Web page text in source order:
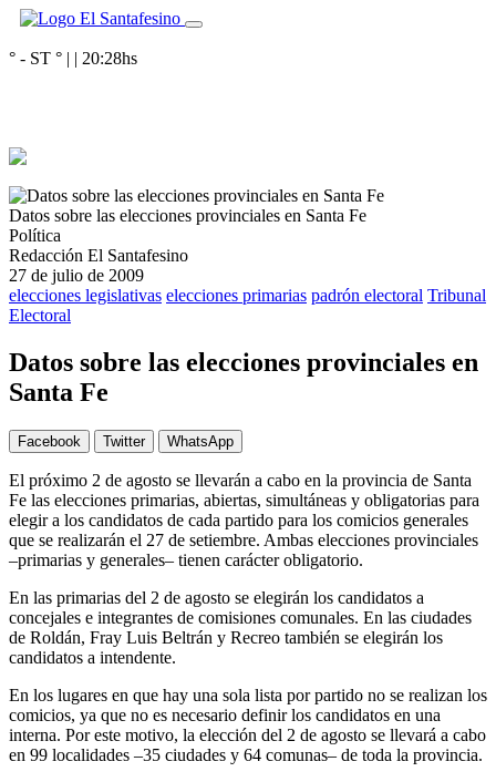
° - ST ° | | 20:28hs
Datos sobre las elecciones provinciales en Santa Fe
Política
Redacción El Santafesino
27 de julio de 2009
elecciones legislativas elecciones primarias padrón electoral Tribunal
Electoral
Datos sobre las elecciones provinciales en
Santa Fe
Facebook Twitter WhatsApp
El próximo 2 de agosto se llevarán a cabo en la provincia de Santa
Fe las elecciones primarias, abiertas, simultáneas y obligatorias para
elegir a los candidatos de cada partido para los comicios generales
que se realizarán el 27 de setiembre. Ambas elecciones provinciales
–primarias y generales– tienen carácter obligatorio.
En las primarias del 2 de agosto se elegirán los candidatos a
concejales e integrantes de comisiones comunales. En las ciudades
de Roldán, Fray Luis Beltrán y Recreo también se elegirán los
candidatos a intendente.
En los lugares en que hay una sola lista por partido no se realizan los
comicios, ya que no es necesario definir los candidatos en una
interna. Por este motivo, la elección del 2 de agosto se llevará a cabo
en 99 localidades –35 ciudades y 64 comunas– de toda la provincia.